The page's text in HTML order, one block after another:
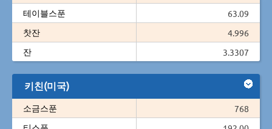
테이블스푼
63.09
찻잔
4.996
잔
3.3307
키친(미국)
소금스푼
768